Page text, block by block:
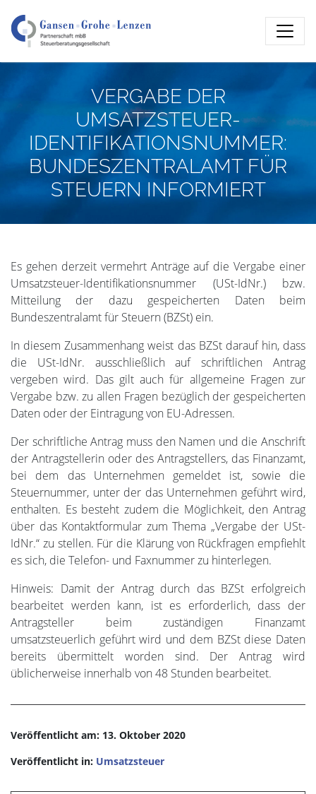
VERGABE DER
UMSATZSTEUER-
IDENTIFIKATIONSNUMMER:
BUNDESZENTRALAMT FÜR
STEUERN INFORMIERT
Es gehen derzeit vermehrt Anträge auf die Vergabe einer
Umsatzsteuer-Identifikationsnummer (USt-IdNr.) bzw.
Mitteilung der dazu gespeicherten Daten beim
Bundeszentralamt für Steuern (BZSt) ein.
In diesem Zusammenhang weist das BZSt darauf hin, dass
die USt-IdNr. ausschließlich auf schriftlichen Antrag
vergeben wird. Das gilt auch für allgemeine Fragen zur
Vergabe bzw. zu allen Fragen bezüglich der gespeicherten
Daten oder der Eintragung von EU-Adressen.
Der schriftliche Antrag muss den Namen und die Anschrift
der Antragstellerin oder des Antragstellers, das Finanzamt,
bei dem das Unternehmen gemeldet ist, sowie die
Steuernummer, unter der das Unternehmen geführt wird,
enthalten. Es besteht zudem die Möglichkeit, den Antrag
über das Kontaktformular zum Thema „Vergabe der USt-
IdNr.“ zu stellen. Für die Klärung von Rückfragen empfiehlt
es sich, die Telefon- und Faxnummer zu hinterlegen.
Hinweis: Damit der Antrag durch das BZSt erfolgreich
bearbeitet werden kann, ist es erforderlich, dass der
Antragsteller beim zuständigen Finanzamt
umsatzsteuerlich geführt wird und dem BZSt diese Daten
bereits übermittelt worden sind. Der Antrag wird
üblicherweise innerhalb von 48 Stunden bearbeitet.
Veröffentlicht am: 13. Oktober 2020
Veröffentlicht in: Umsatzsteuer